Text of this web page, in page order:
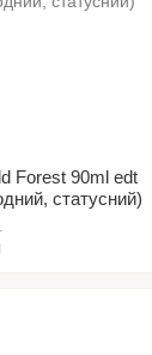
Forest 90ml edt
статусний)